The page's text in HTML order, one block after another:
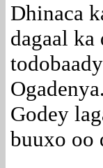
Dhinaca
dagaal
Godey
buuxo oo